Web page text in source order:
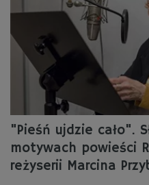
"Pieśń ujdzie cało".
motywach powieści
reżyserii Marcina